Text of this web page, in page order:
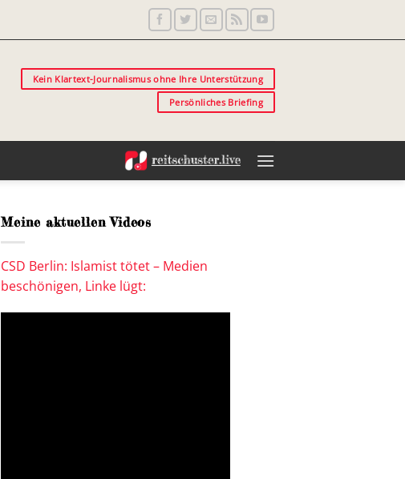
Kein Klartext-Journalismus ohne Ihre Unterstützung
Persönliches Briefing
Meine aktuellen Videos
CSD Berlin: Islamist tötet – Medien
beschönigen, Linke lügt: